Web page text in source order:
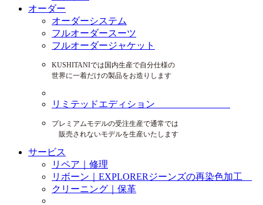
オーダー
オーダーシステム
フルオーダースーツ
フルオーダージャケット
KUSHITANIでは国内生産で自分仕様の
世界に一着だけの製品をお造りします
リミテッドエディション
プレミアムモデルの受注生産で通常では
販売されないモデルを生産いたします
サービス
リペア｜修理
リボーン｜EXPLORERジーンズの再染色加工
クリーニング｜保革